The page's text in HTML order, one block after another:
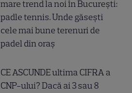
mare trend la noi în București:
padle tennis. Unde găsești
cele mai bune terenuri de
padel din oraș
CE ASCUNDE ultima CIFRA a
CNP-ului? Dacă ai 3 sau 8